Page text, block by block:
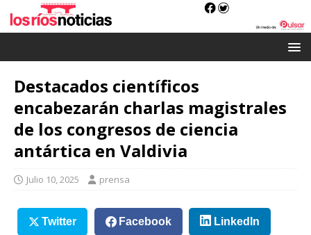
Destacados científicos
encabezarán charlas magistrales
de los congresos de ciencia
antártica en Valdivia
Julio 10, 2025 prensa
Twitter Facebook LinkedIn